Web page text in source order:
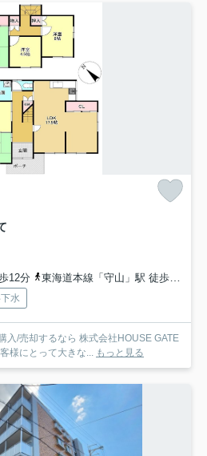
12分
東海道本線「守山」駅 徒歩60分
水
入/売却するなら 株式会社HOUSE GATE
様にとって大きな... もっと見る